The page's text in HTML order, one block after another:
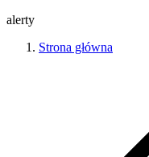
alerty
Strona główna